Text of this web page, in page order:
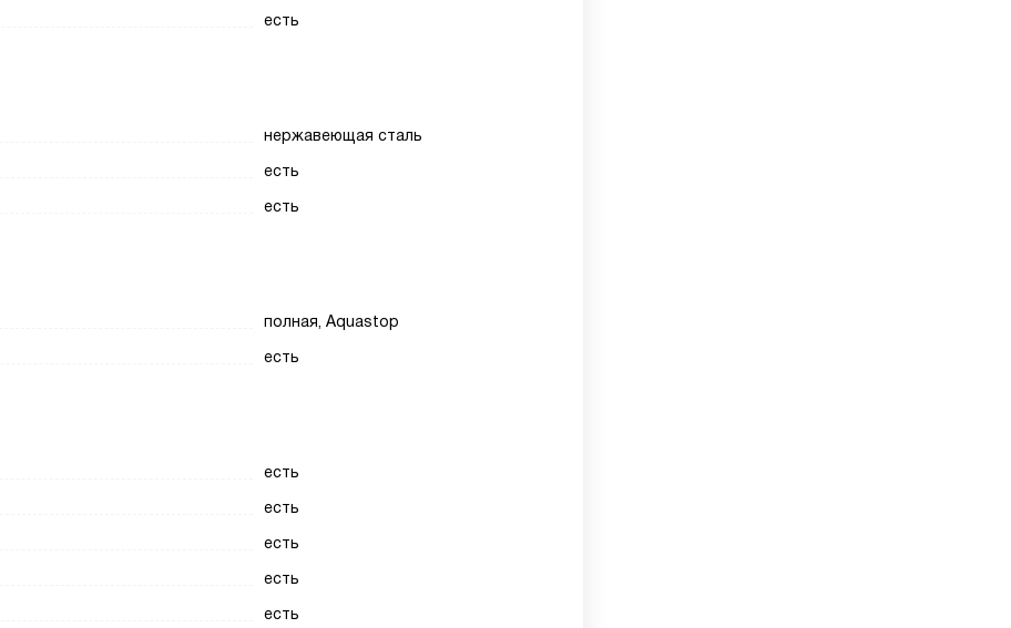
есть
нержавеющая сталь
есть
есть
полная, Aquastop
есть
есть
есть
есть
есть
есть